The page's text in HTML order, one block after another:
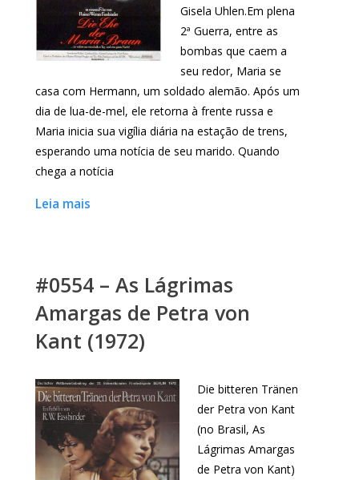
Gisela Uhlen.Em plena
2ª Guerra, entre as
bombas que caem a
seu redor, Maria se
casa com Hermann, um soldado alemão. Após um
dia de lua-de-mel, ele retorna à frente russa e
Maria inicia sua vigília diária na estação de trens,
esperando uma notícia de seu marido. Quando
chega a notícia
Leia mais
#0554 – As Lágrimas
Amargas de Petra von
Kant (1972)
Die bitteren Tränen
der Petra von Kant
(no Brasil, As
Lágrimas Amargas
de Petra von Kant)